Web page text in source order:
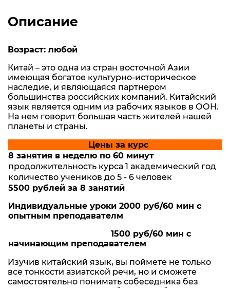
Описание
Возраст: любой
Китай – это одна из стран восточной Азии
имеющая богатое культурно-историческое
наследие, и являющаяся партнером
большинства российских компаний. Китайский
язык является одним из рабочих языков в ООН.
На нем говорит большая часть жителей нашей
планеты и страны.
Цены за курс
8 занятия в неделю по 60 минут
продолжительность курса 1 академический год
количество учеников до 5 - 6 человек
5500 рублей за 8 занятий
Индивидуальные уроки 2000 руб/60 мин с
опытным преподавателм
1500 руб/60 мин с
начинающим преподавателем
Изучив китайский язык, вы поймете не только
все тонкости азиатской речи, но и сможете
самостоятельно понимать собеседника без